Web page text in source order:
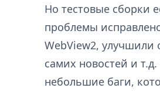
Но тестовые сборки
проблемы
WebView2,
самих новостей и
небольшие баги,